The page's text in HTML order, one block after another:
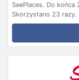
SeePlaces. Do końca
Skorzystano 23 razy.